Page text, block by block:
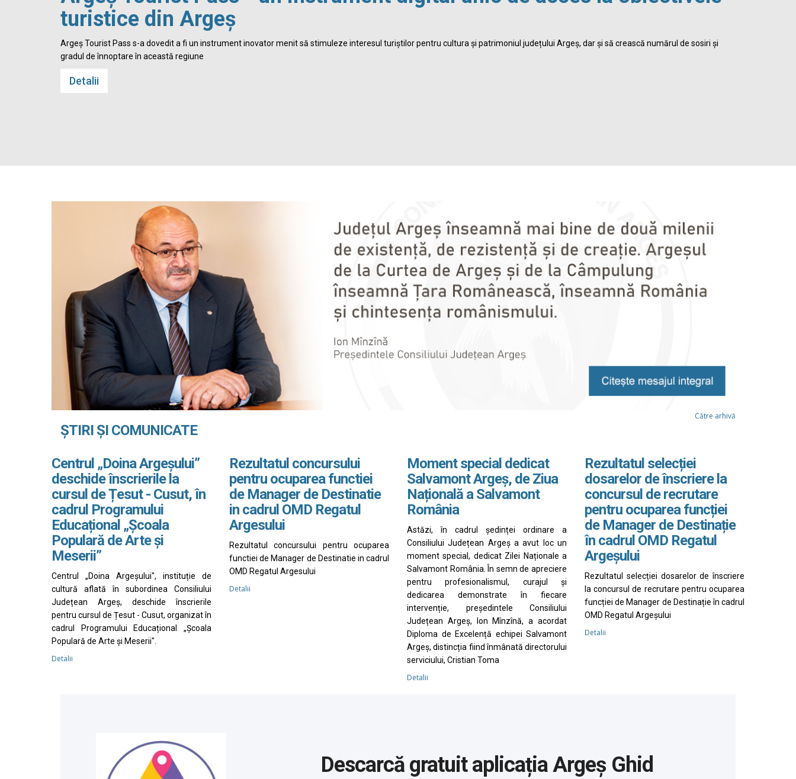
turistice din Argeș
Argeș Tourist Pass s-a dovedit a fi un instrument inovator menit să stimuleze interesul turiștilor pentru cultura și patrimoniul județului Argeș, dar și să crească numărul de sosiri și
gradul de înnoptare în această regiune
Detalii
ȘTIRI ȘI COMUNICATE
Către arhivă
Centrul „Doina Argeșului”
deschide înscrierile la
cursul de Țesut - Cusut, în
cadrul Programului
Educațional „Școala
Populară de Arte și
Meserii”
Centrul „Doina Argeșului", instituție de
cultură aflată în subordinea Consiliului
Județean Argeș, deschide înscrierile
pentru cursul de Țesut - Cusut, organizat în
cadrul Programului Educațional „Școala
Populară de Arte și Meserii".
Detalii
Rezultatul concursului
pentru ocuparea functiei
de Manager de Destinatie
in cadrul OMD Regatul
Argesului
Rezultatul concursului pentru ocuparea
functiei de Manager de Destinatie in cadrul
OMD Regatul Argesului
Detalii
Moment special dedicat
Salvamont Argeș, de Ziua
Națională a Salvamont
România
Astăzi, în cadrul ședinței ordinare a
Consiliului Județean Argeș a avut loc un
moment special, dedicat Zilei Naționale a
Salvamont România. În semn de apreciere
pentru profesionalismul, curajul și
dedicarea demonstrate în fiecare
intervenție, președintele Consiliului
Județean Argeș, Ion Mînzînă, a acordat
Diploma de Excelență echipei Salvamont
Argeș, distincția fiind înmânată directorului
serviciului, Cristian Toma
Detalii
Rezultatul selecției
dosarelor de înscriere la
concursul de recrutare
pentru ocuparea funcției
de Manager de Destinație
în cadrul OMD Regatul
Argeșului
Rezultatul selecției dosarelor de înscriere
la concursul de recrutare pentru ocuparea
funcției de Manager de Destinație în cadrul
OMD Regatul Argeșului
Detalii
Descarcă gratuit aplicația Argeș Ghid